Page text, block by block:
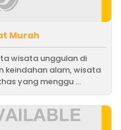
Murah
wisata unggulan di
keindahan alam, wisata
yang menggu ...